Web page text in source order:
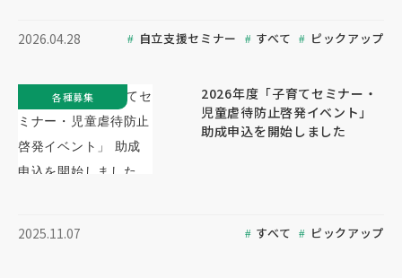
2026.04.28 自立支援セミナー すべて ピックアップ
2026年度「子育てセミナー・
児童虐待防止啓発イベント」
助成申込を開始しました
2025.11.07 すべて ピックアップ
各種募集